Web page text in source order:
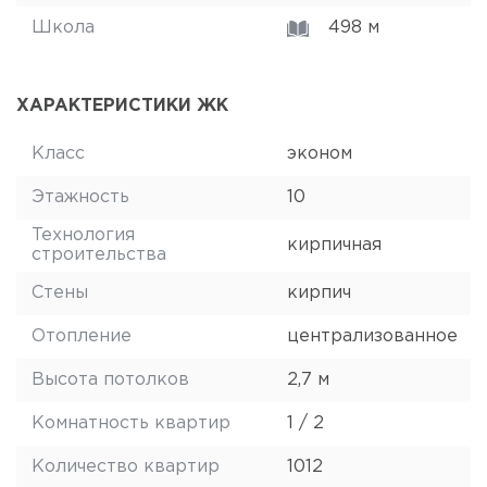
Школа 498 м
ХАРАКТЕРИСТИКИ ЖК
Класс эконом
Этажность 10
Технология
строительства
кирпичная
Стены кирпич
Отопление централизованное
Высота потолков 2,7 м
Комнатность квартир 1 / 2
Количество квартир 1012